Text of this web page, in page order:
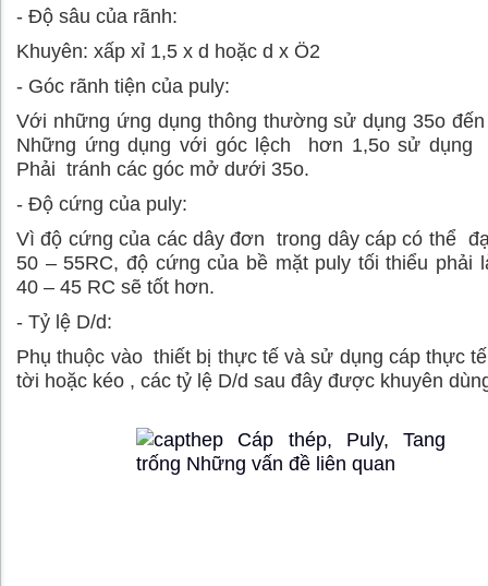
- Độ sâu của rãnh:
Khuyên: xấp xỉ 1,5 x d hoặc d x Ö2
- Góc rãnh tiện của puly:
Với những ứng dụng thông thường sử dụng 35o
Những ứng dụng với góc lệch hơn 1,5osử dụng
Phải tránh các góc mở dưới 35o.
- Độ cứng của puly:
Vì độ cứng của các dây đơn trong dây cáp có thể
50 – 55RC, độ cứng của bề mặt puly tối thiểu phải
40 – 45 RC sẽ tốt hơn.
- Tỷ lệ D/d:
Phụ thuộc vào thiết bị thực tế và sử dụng cáp thực
tời hoặc kéo , các tỷ lệ D/d sau đây được khuyên